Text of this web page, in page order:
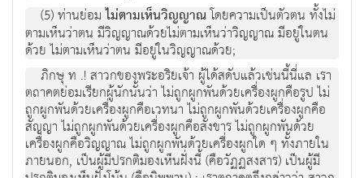
(5) ท่านย่อมไม่ตามเห็นวิญญาณโดยความเป็นตัวตน ทั้งไม่
ตามเห็นว่าตน มีวิญญาณด้วยไม่ตามเห็นว่าวิญญาณ มีอยู่ในตน
ด้วย ไม่ตามเห็นว่าตน มีอยู่ในวิญญาณด้วย;
ภิกษุ ท .! สาวกของพระอริยเจ้า ผู้ได้สดับแล้วเช่นนี้นี่แล เรา
ตถาคตย่อมเรียกผู้นักนั้นว่า ไม่ถูกผูกพันด้วยเครื่องผูกคือรูป ไม่
ถูกผูกพันด้วยเครื่องผูกคือเวทนา ไม่ถูกผูกพันด้วยเครื่องผูกคือ
สัญญา ไม่ถูกผูกพันด้วยเครื่องผูกคือสังขาร ไม่ถูกผูกพันด้วย
เครื่องผูกคือวิญญาณ ไม่ถูกผูกพันด้วยเครื่องผูกใด ๆ ทั้งภายใน
ภายนอก, เป็นผู้มีปรกติมองเห็นฝั่งนี้ (คือวัฏฏสงสาร) เป็นผู้มี